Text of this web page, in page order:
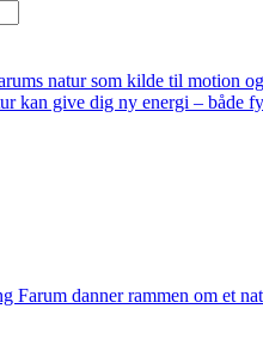
natur som kilde til motion
kan give dig ny energi – både
Farum danner rammen om et